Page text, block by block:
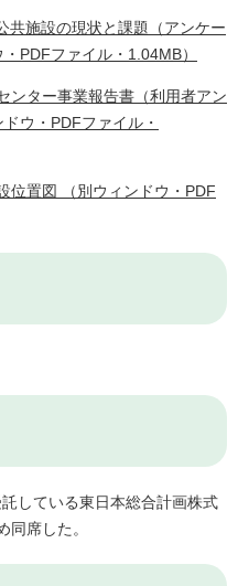
施設の現状と課題（アンケー
PDFファイル・1.04MB）
ター事業報告書（利用者アン
ウ・PDFファイル・
置図 （別ウィンドウ・PDF
している東日本総合計画株式
席した。